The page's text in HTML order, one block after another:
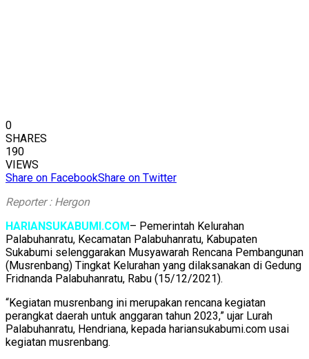
0
SHARES
190
VIEWS
Share on FacebookShare on Twitter
Reporter : Hergon
HARIANSUKABUMI.COM– Pemerintah Kelurahan
Palabuhanratu, Kecamatan Palabuhanratu, Kabupaten
Sukabumi selenggarakan Musyawarah Rencana Pembangunan
(Musrenbang) Tingkat Kelurahan yang dilaksanakan di Gedung
Fridnanda Palabuhanratu, Rabu (15/12/2021).
“Kegiatan musrenbang ini merupakan rencana kegiatan
perangkat daerah untuk anggaran tahun 2023,” ujar Lurah
Palabuhanratu, Hendriana, kepada hariansukabumi.com usai
kegiatan musrenbang.